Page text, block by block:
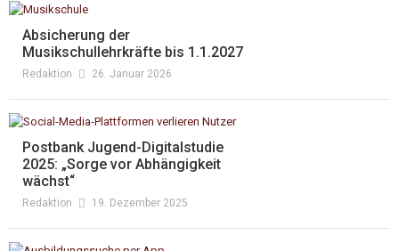
Absicherung der
Musikschullehrkräfte bis 1.1.2027
Redaktion 26. Januar 2026
Postbank Jugend-Digitalstudie
2025: „Sorge vor Abhängigkeit
wächst“
Redaktion 19. Dezember 2025